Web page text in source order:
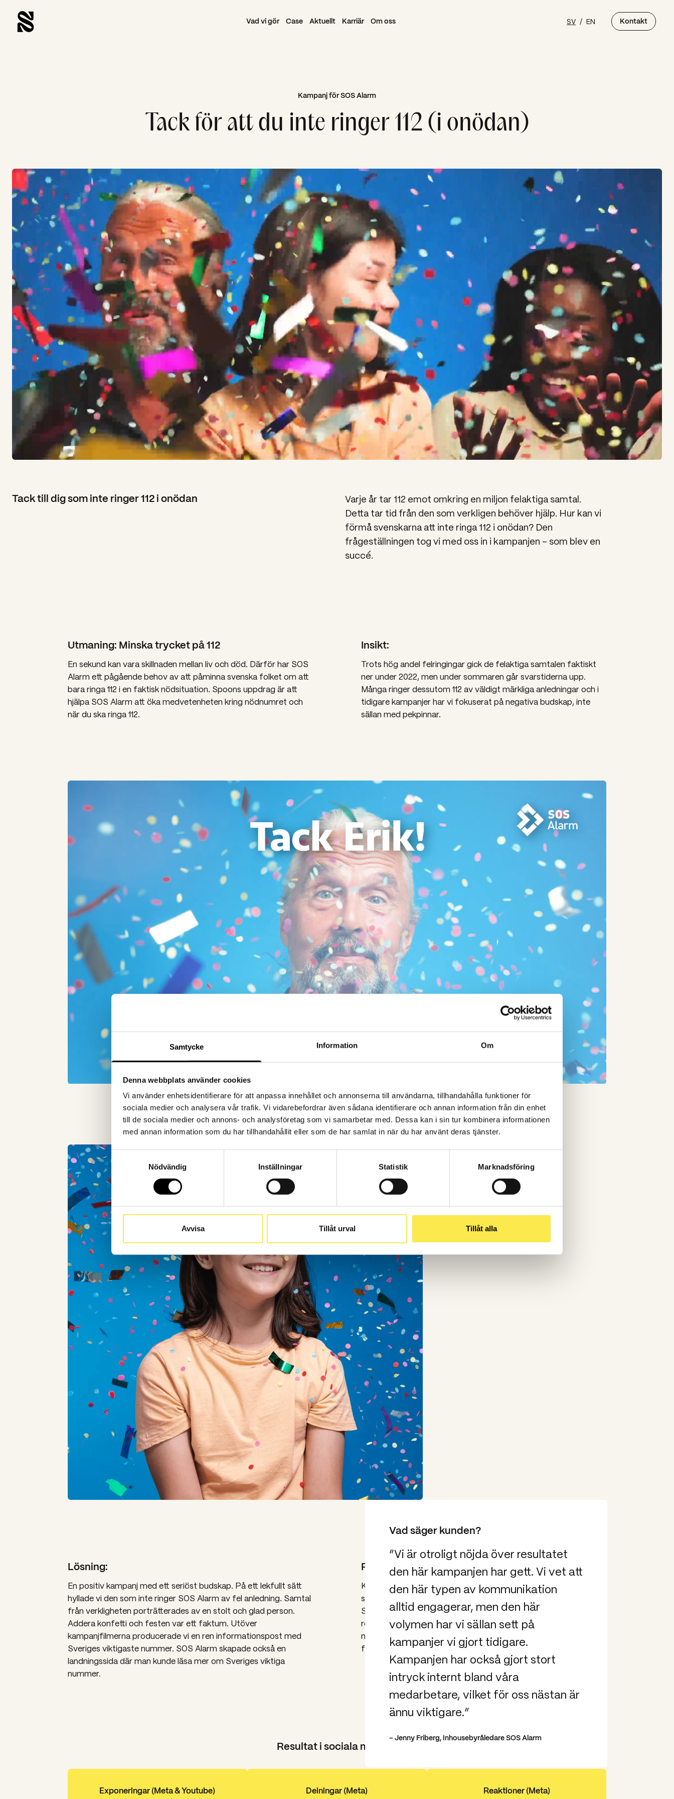
Samtycke Information Om
Denna webbplats använder cookies
Vi använder enhetsidentifierare för att anpassa innehållet och annonserna till användarna, tillhandahålla funktioner för
sociala medier och analysera vår trafik. Vi vidarebefordrar även sådana identifierare och annan information från din enhet
till de sociala medier och annons- och analysföretag som vi samarbetar med. Dessa kan i sin tur kombinera informationen
med annan information som du har tillhandahållit eller som de har samlat in när du har använt deras tjänster.
Nödvändig
Inställningar Statistik Marknadsföring
Avvisa Tillåt urval Tillåt alla
Vad vi gör Case Aktuellt Karriär Om oss SV / EN Kontakt
Kampanj för SOS Alarm
Tack för att du inte ringer 112 (i onödan)
Tack till dig som inte ringer 112 i onödan
Varje år tar 112 emot omkring en miljon felaktiga samtal.
Detta tar tid från den som verkligen behöver hjälp. Hur kan vi
förmå svenskarna att inte ringa 112 i onödan? Den
frågeställningen tog vi med oss in i kampanjen – som blev en
succé.
Utmaning: Minska trycket på 112
En sekund kan vara skillnaden mellan liv och död. Därför har SOS
Alarm ett pågående behov av att påminna svenska folket om att
bara ringa 112 i en faktisk nödsituation. Spoons uppdrag är att
hjälpa SOS Alarm att öka medvetenheten kring nödnumret och
när du ska ringa 112.
Insikt:
Trots hög andel felringingar gick de felaktiga samtalen faktiskt
ner under 2022, men under sommaren går svarstiderna upp.
Många ringer dessutom 112 av väldigt märkliga anledningar och i
tidigare kampanjer har vi fokuserat på negativa budskap, inte
sällan med pekpinnar.
Vad säger kunden?
”Vi är otroligt nöjda över resultatet
den här kampanjen har gett. Vi vet att
den här typen av kommunikation
alltid engagerar, men den här
volymen har vi sällan sett på
kampanjer vi gjort tidigare.
Kampanjen har också gjort stort
intryck internt bland våra
medarbetare, vilket för oss nästan är
ännu viktigare.”
– Jenny Friberg, Inhousebyråledare SOS Alarm
Lösning:
En positiv kampanj med ett seriöst budskap. På ett lekfullt sätt
hyllade vi den som inte ringer SOS Alarm av fel anledning. Samtal
från verkligheten porträtterades av en stolt och glad person.
Addera konfetti och festen var ett faktum. Utöver
kampanjfilmerna producerade vi en ren informationspost med
Sveriges viktigaste nummer. SOS Alarm skapade också en
landningssida där man kunde läsa mer om Sveriges viktiga
nummer.
Resultat:
Kampanjen gick i Youtube, Meta, i Aftonbladets tryckta
sommarbilaga samt på bildskärmar i Ica-butiker runtom i
Sverige. Målen sattes upp med hänsyn till tidigare kampanjers
resultat och överstegs vida. Till exempel var målet att stillbilden
med Sveriges viktigaste nummer skulle delas 250 gånger. Redan
första dygnet hade bilden 267 delningar.
Resultat i sociala medier:
Exponeringar (Meta & Youtube) Delningar (Meta) Reaktioner (Meta)